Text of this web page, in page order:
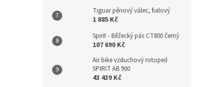
Tiguar pěnový válec, fialový
1 885 Kč
Spirit - Běžecký pás CT800 černý
107 690 Kč
Air bike vzduchový rotoped
SPIRIT AB 900
43 439 Kč